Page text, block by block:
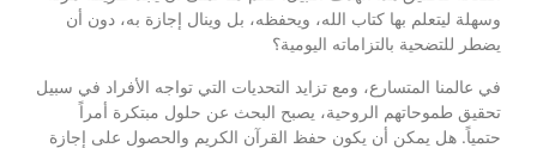
وسهلة ليتعلم بها كتاب الله، ويحفظه، بل وينال إجازة به، دون أن
يضطر للتضحية بالتزاماته اليومية؟
في عالمنا المتسارع، ومع تزايد التحديات التي تواجه الأفراد في سبيل
تحقيق طموحاتهم الروحية، يصبح البحث عن حلول مبتكرة أمراً
حتمياً. هل يمكن أن يكون حفظ القرآن الكريم والحصول على إجازة